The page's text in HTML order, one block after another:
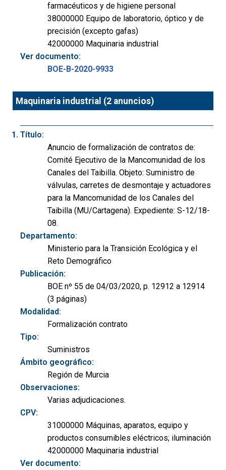
farmacéuticos y de higiene personal
38000000 Equipo de laboratorio, óptico y de
precisión (excepto gafas)
42000000 Maquinaria industrial
Ver documento:
BOE-B-2020-9933
Maquinaria industrial (2 anuncios)
Título:
Anuncio de formalización de contratos de:
Comité Ejecutivo de la Mancomunidad de los
Canales del Taibilla. Objeto: Suministro de
válvulas, carretes de desmontaje y actuadores
para la Mancomunidad de los Canales del
Taibilla (MU/Cartagena). Expediente: S-12/18-
08.
Departamento:
Ministerio para la Transición Ecológica y el
Reto Demográfico
Publicación:
BOE nº 55 de 04/03/2020, p. 12912 a 12914
(3 páginas)
Modalidad:
Formalización contrato
Tipo:
Suministros
Ámbito geográfico:
Región de Murcia
Observaciones:
Varias adjudicaciones.
CPV:
31000000 Máquinas, aparatos, equipo y
productos consumibles eléctricos; iluminación
42000000 Maquinaria industrial
Ver documento: